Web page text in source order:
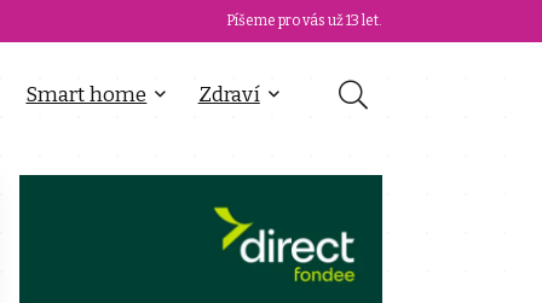
Píšeme pro vás už 13 let.
Smart home Zdraví